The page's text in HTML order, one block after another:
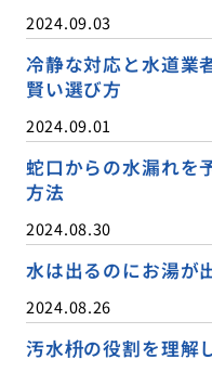
2024.09.03
冷静な対応と水道業
賢い選び方
2024.09.01
蛇口からの水漏れを
方法
2024.08.30
水は出るのにお湯が
2024.08.26
汚水枡の役割を理解